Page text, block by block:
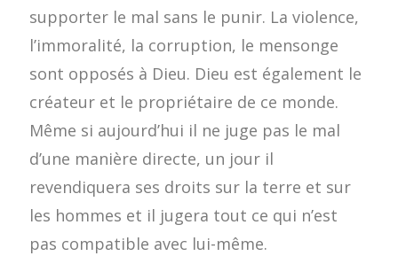
supporter le mal sans le punir. La violence,
l’immoralité, la corruption, le mensonge
sont opposés à Dieu. Dieu est également le
créateur et le propriétaire de ce monde.
Même si aujourd’hui il ne juge pas le mal
d’une manière directe, un jour il
revendiquera ses droits sur la terre et sur
les hommes et il jugera tout ce qui n’est
pas compatible avec lui-même.